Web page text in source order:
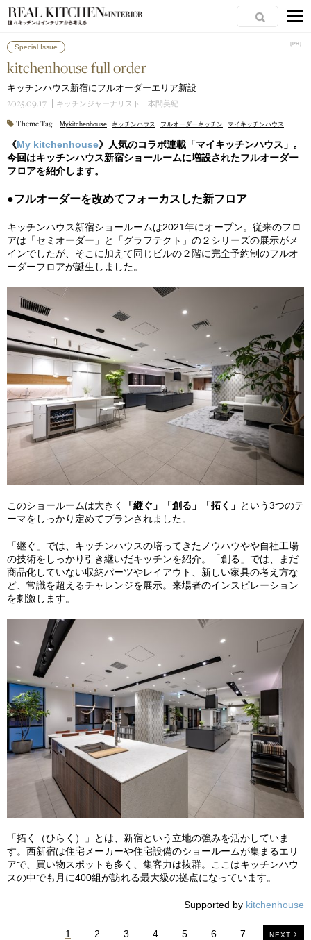
［PR］
［PR］
Special Issue
kitchenhouse full order
キッチンハウス新宿にフルオーダーエリア新設
2025.09.17 キッチンジャーナリスト 本間美紀
Theme Tag Mykitchenhouse キッチンハウス フルオーダーキッチン マイキッチンハウス
《My kitchenhouse》人気のコラボ連載「マイキッチンハウス」。
今回はキッチンハウス新宿ショールームに増設されたフルオーダー
フロアを紹介します。
●フルオーダーを改めてフォーカスした新フロア
キッチンハウス新宿ショールームは2021年にオープン。従来のフロ
アは「セミオーダー」と「グラフテクト」の２シリーズの展示がメ
インでしたが、そこに加えて同じビルの２階に完全予約制のフルオ
ーダーフロアが誕生しました。
このショールームは大きく 「継ぐ」「創る」「拓く」 という3つのテ
ーマをしっかり定めてプランされました。
「継ぐ」では、キッチンハウスの培ってきたノウハウやや自社工場
の技術をしっかり引き継いだキッチンを紹介。「創る」では、まだ
商品化していない収納パーツやレイアウト、新しい家具の考え方な
ど、常識を超えるチャレンジを展示。来場者のインスピレーション
を刺激します。
「拓く（ひらく）」とは、新宿という立地の強みを活かしていま
す。西新宿は住宅メーカーや住宅設備のショールームが集まるエリ
アで、買い物スポットも多く、集客力は抜群。ここはキッチンハウ
スの中でも月に400組が訪れる最大級の拠点になっています。
Supported by kitchenhouse
NEXT
1 2 3 4 5 6 7